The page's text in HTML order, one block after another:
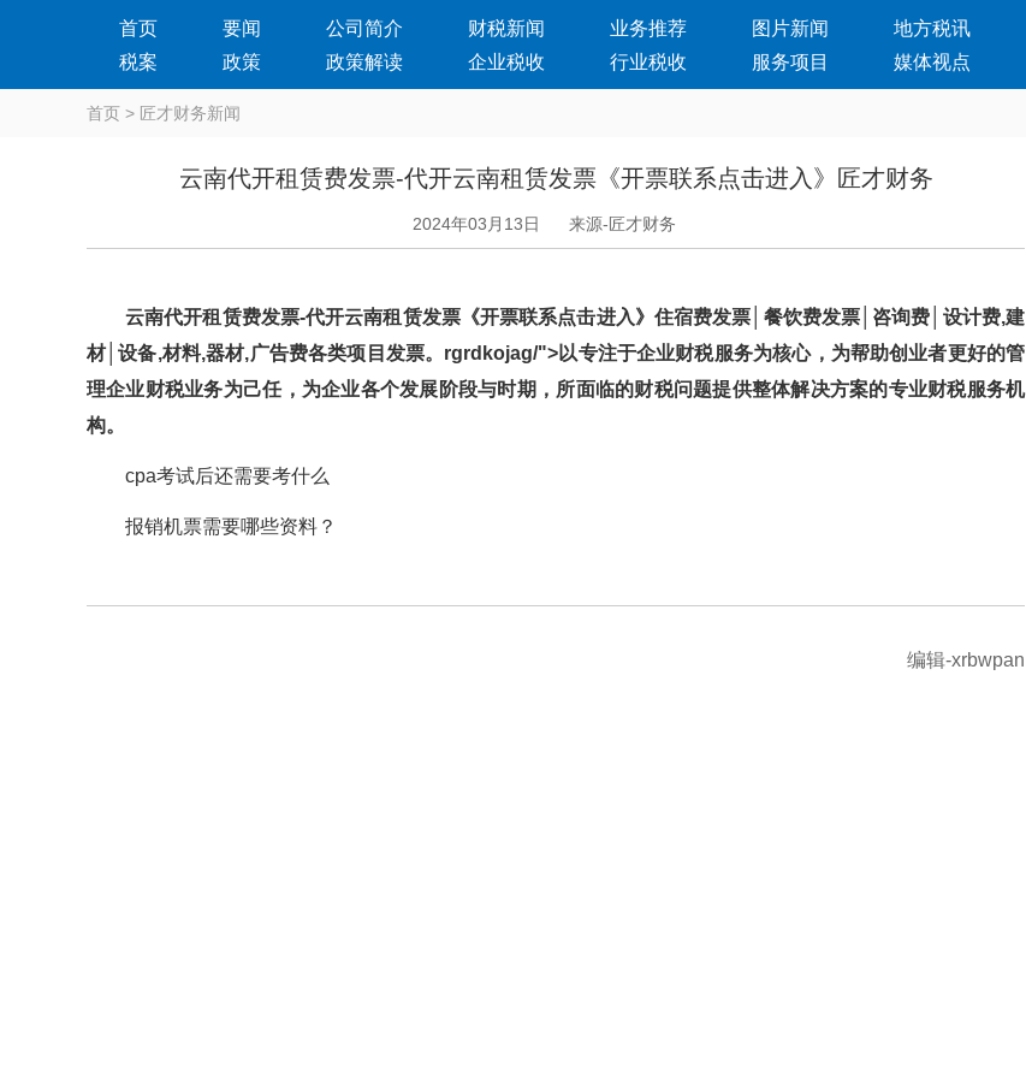
首页 要闻 公司简介 财税新闻 业务推荐 图片新闻 地方税讯
税案
政策 政策解读 企业税收 行业税收 服务项目 媒体视点
首页 > 匠才财务新闻
云南代开租赁费发票-代开云南租赁发票《开票联系点击进入》匠才财务
2024年03月13日 来源-匠才财务
云南代开租赁费发票-代开云南租赁发票《开票联系点击进入》住宿费发票│餐饮费发票│咨询费│设计费,建
材│设备,材料,器材,广告费各类项目发票。rgrdkojag/">以专注于企业财税服务为核心，为帮助创业者更好的管
理企业财税业务为己任，为企业各个发展阶段与时期，所面临的财税问题提供整体解决方案的专业财税服务机
构。
cpa考试后还需要考什么
报销机票需要哪些资料？
编辑-xrbwpan